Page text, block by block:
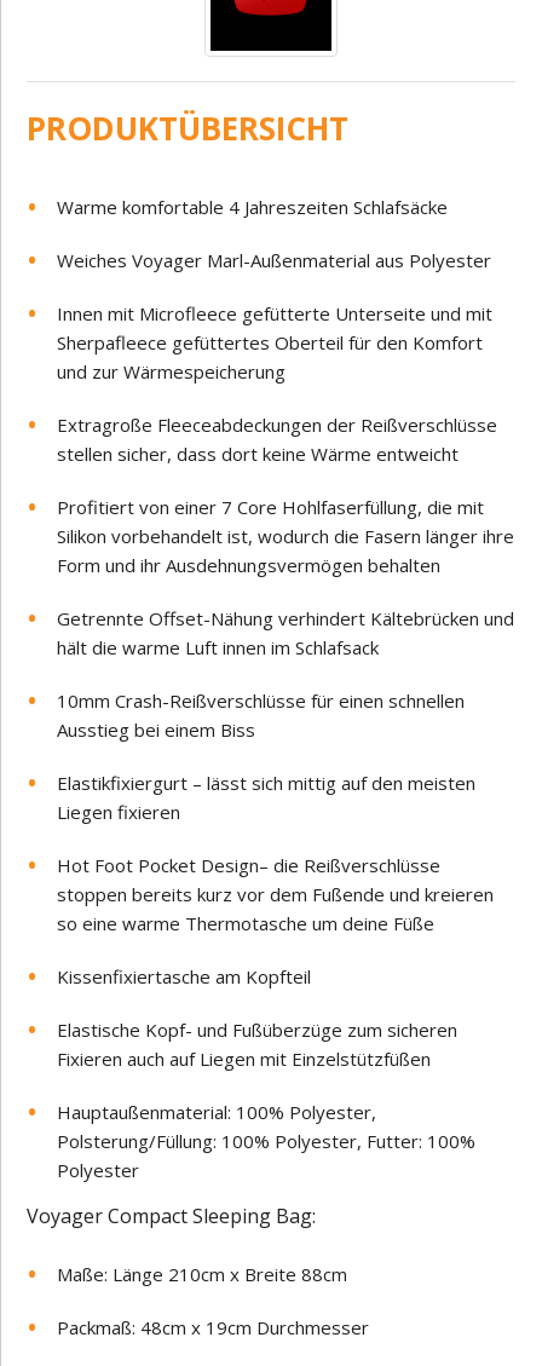
PRODUKTÜBERSICHT
Warme komfortable 4 Jahreszeiten Schlafsäcke
Weiches Voyager Marl-Außenmaterial aus Polyester
Innen mit Microfleece gefütterte Unterseite und mit
Sherpafleece gefüttertes Oberteil für den Komfort
und zur Wärmespeicherung
Extragroße Fleeceabdeckungen der Reißverschlüsse
stellen sicher, dass dort keine Wärme entweicht
Profitiert von einer 7 Core Hohlfaserfüllung, die mit
Silikon vorbehandelt ist, wodurch die Fasern länger ihre
Form und ihr Ausdehnungsvermögen behalten
Getrennte Offset-Nähung verhindert Kältebrücken und
hält die warme Luft innen im Schlafsack
10mm Crash-Reißverschlüsse für einen schnellen
Ausstieg bei einem Biss
Elastikfixiergurt – lässt sich mittig auf den meisten
Liegen fixieren
Hot Foot Pocket Design– die Reißverschlüsse
stoppen bereits kurz vor dem Fußende und kreieren
so eine warme Thermotasche um deine Füße
Kissenfixiertasche am Kopfteil
Elastische Kopf- und Fußüberzüge zum sicheren
Fixieren auch auf Liegen mit Einzelstützfüßen
Hauptaußenmaterial: 100% Polyester,
Polsterung/Füllung: 100% Polyester, Futter: 100%
Polyester
Voyager Compact Sleeping Bag:
Maße: Länge 210cm x Breite 88cm
Packmaß: 48cm x 19cm Durchmesser